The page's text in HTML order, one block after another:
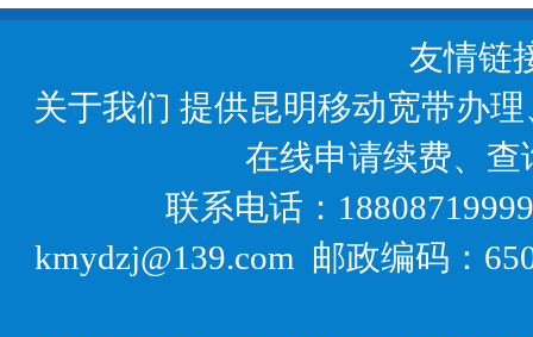
友情链
关于我们 提供昆明移动宽带办
在线申请续费、
联系电话：
kmydzj@139.com 邮政编码：